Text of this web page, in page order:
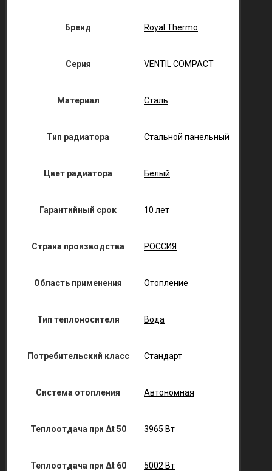
Бренд Royal Thermo
Серия VENTIL COMPACT
Материал Сталь
Тип радиатора Стальной панельный
Цвет радиатора Белый
Гарантийный срок 10 лет
Страна производства РОССИЯ
Область применения Отопление
Тип теплоносителя Вода
Потребительский класс Стандарт
Система отопления Автономная
Теплоотдача при Δt 50 3965 Вт
Теплоотдача при Δt 60 5002 Вт